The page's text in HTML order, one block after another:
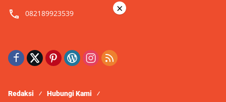
082189923539
Redaksi Hubungi Kami
×